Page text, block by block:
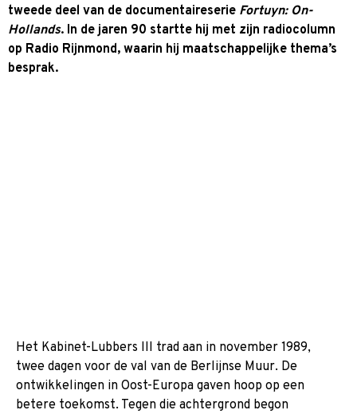
tweede deel van de documentaireserie Fortuyn: On-
Hollands. In de jaren 90 startte hij met zijn radiocolumn
op Radio Rijnmond, waarin hij maatschappelijke thema’s
besprak.
Het Kabinet-Lubbers III trad aan in november 1989,
twee dagen voor de val van de Berlijnse Muur. De
ontwikkelingen in Oost-Europa gaven hoop op een
betere toekomst. Tegen die achtergrond begon